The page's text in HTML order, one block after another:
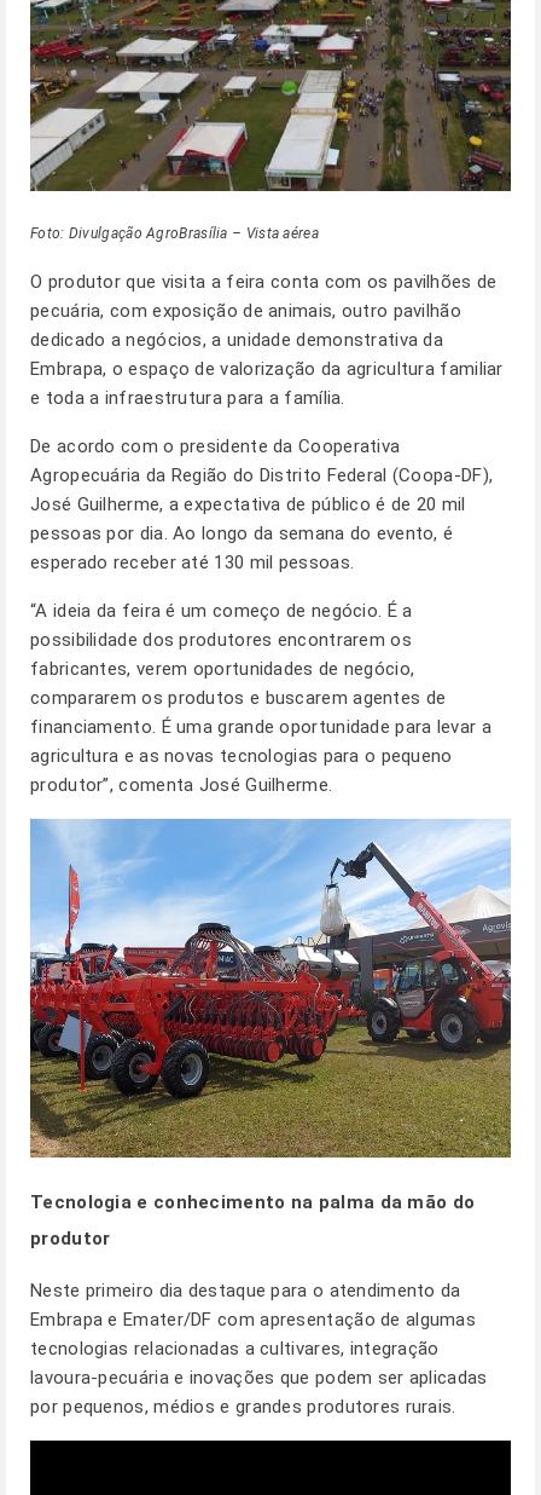
Foto: Divulgação AgroBrasília – Vista aérea
O produtor que visita a feira conta com os pavilhões de
pecuária, com exposição de animais, outro pavilhão
dedicado a negócios, a unidade demonstrativa da
Embrapa, o espaço de valorização da agricultura familiar
e toda a infraestrutura para a família.
De acordo com o presidente da Cooperativa
Agropecuária da Região do Distrito Federal (Coopa-DF),
José Guilherme, a expectativa de público é de 20 mil
pessoas por dia. Ao longo da semana do evento, é
esperado receber até 130 mil pessoas.
“A ideia da feira é um começo de negócio. É a
possibilidade dos produtores encontrarem os
fabricantes, verem oportunidades de negócio,
compararem os produtos e buscarem agentes de
financiamento. É uma grande oportunidade para levar a
agricultura e as novas tecnologias para o pequeno
produtor”, comenta José Guilherme.
Tecnologia e conhecimento na palma da mão do
produtor
Neste primeiro dia destaque para o atendimento da
Embrapa e Emater/DF com apresentação de algumas
tecnologias relacionadas a cultivares, integração
lavoura-pecuária e inovações que podem ser aplicadas
por pequenos, médios e grandes produtores rurais.